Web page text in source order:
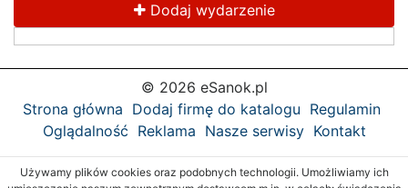
Dodaj wydarzenie
© 2026 eSanok.pl
Strona główna Dodaj firmę do katalogu Regulamin
Oglądalność Reklama Nasze serwisy Kontakt
Używamy plików cookies oraz podobnych technologii. Umożliwiamy ich